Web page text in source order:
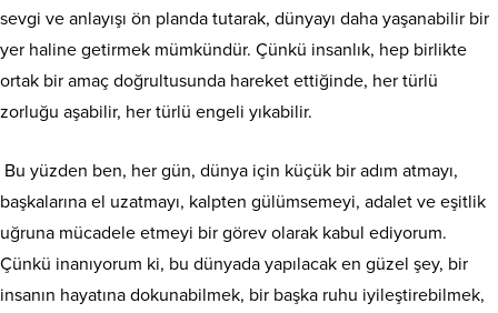
sevgi ve anlayışı ön planda tutarak, dünyayı daha yaşanabilir bir
yer haline getirmek mümkündür. Çünkü insanlık, hep birlikte
ortak bir amaç doğrultusunda hareket ettiğinde, her türlü
zorluğu aşabilir, her türlü engeli yıkabilir.
Bu yüzden ben, her gün, dünya için küçük bir adım atmayı,
başkalarına el uzatmayı, kalpten gülümsemeyi, adalet ve eşitlik
uğruna mücadele etmeyi bir görev olarak kabul ediyorum.
Çünkü inanıyorum ki, bu dünyada yapılacak en güzel şey, bir
insanın hayatına dokunabilmek, bir başka ruhu iyileştirebilmek,